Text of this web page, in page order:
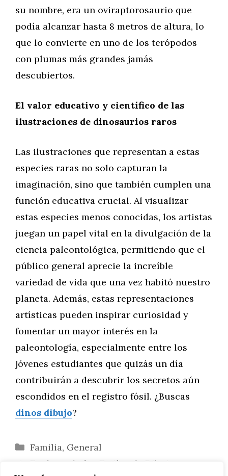
su nombre, era un oviraptorosaurio que
podía alcanzar hasta 8 metros de altura, lo
que lo convierte en uno de los terópodos
con plumas más grandes jamás
descubiertos.
El valor educativo y científico de las
ilustraciones de dinosaurios raros
Las ilustraciones que representan a estas
especies raras no solo capturan la
imaginación, sino que también cumplen una
función educativa crucial. Al visualizar
estas especies menos conocidas, los artistas
juegan un papel vital en la divulgación de la
ciencia paleontológica, permitiendo que el
público general aprecie la increíble
variedad de vida que una vez habitó nuestro
planeta. Además, estas representaciones
artísticas pueden inspirar curiosidad y
fomentar un mayor interés en la
paleontología, especialmente entre los
jóvenes estudiantes que quizás un día
contribuirán a descubrir los secretos aún
escondidos en el registro fósil. ¿Buscas
dinos dibujo?
Categorías
Familia, General
Explorando los Estilos de Dibujo en